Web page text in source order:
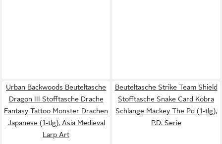
Urban Backwoods Beuteltasche
Dragon III Stofftasche Drache
Fantasy Tattoo Monster Drachen
Japanese (1-tlg), Asia Medieval
Larp Art
Beuteltasche Strike Team Shield
Stofftasche Snake Card Kobra
Schlange Mackey The Pd (1-tlg),
P.D. Serie